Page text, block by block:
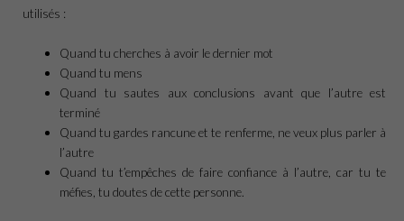
utilisés :
Quand tu cherches à avoir le dernier mot
Quand tu mens
Quand tu sautes aux conclusions avant que l’autre est
terminé
Quand tu gardes rancune et te renferme, ne veux plus parler à
l’autre
Quand tu t’empêches de faire confiance à l’autre, car tu te
méfies, tu doutes de cette personne.